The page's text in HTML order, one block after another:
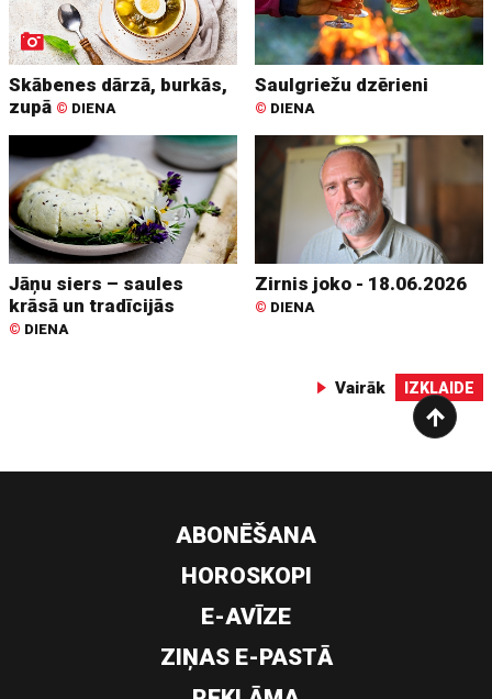
Skābenes dārzā, burkās,
zupā © DIENA
Saulgriežu dzērieni
© DIENA
Jāņu siers – saules
krāsā un tradīcijās
© DIENA
Zirnis joko - 18.06.2026
© DIENA
Vairāk IZKLAIDE
ABONĒŠANA
HOROSKOPI
E-AVĪZE
ZIŅAS E-PASTĀ